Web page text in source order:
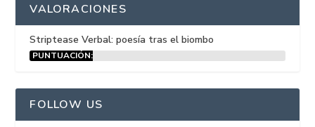
VALORACIONES
Striptease Verbal: poesía tras el biombo
PUNTUACIÓN:
FOLLOW US